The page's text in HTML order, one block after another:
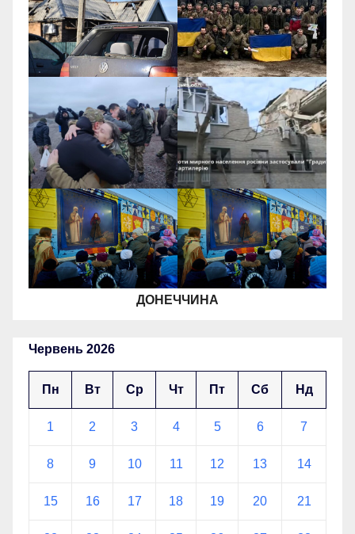
ДОНЕЧЧИНА
Червень 2026
Пн Вт Ср Чт Пт Сб Нд
1 2 3 4 5 6 7
8 9 10 11 12 13 14
15 16 17 18 19 20 21